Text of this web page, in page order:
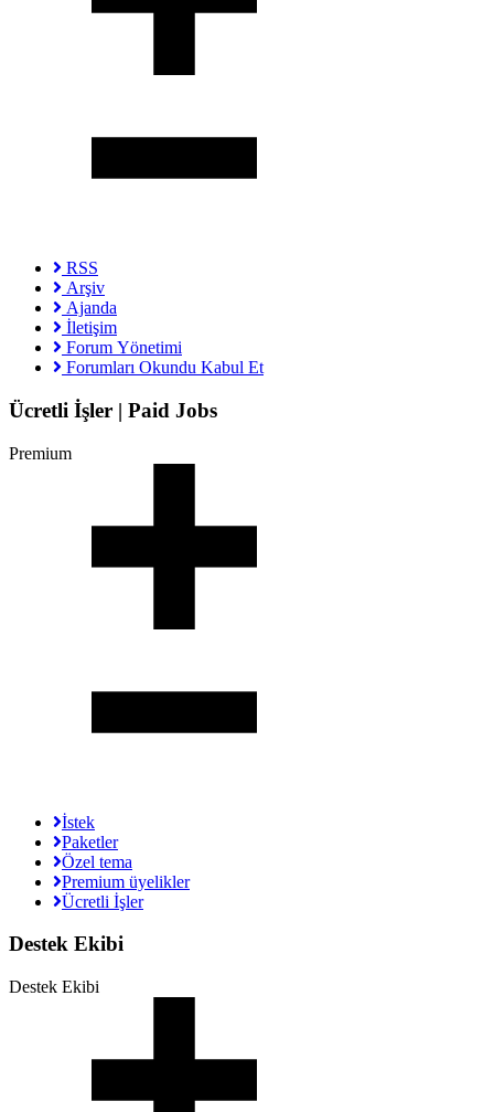
RSS
Arşiv
Ajanda
İletişim
Forum Yönetimi
Forumları Okundu Kabul Et
Ücretli İşler | Paid Jobs
Premium
İstek
Paketler
Özel tema
Premium üyelikler
Ücretli İşler
Destek Ekibi
Destek Ekibi